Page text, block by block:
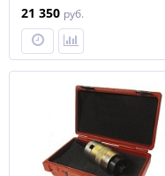
(MERCEDES W203) JTC
21 350 руб.